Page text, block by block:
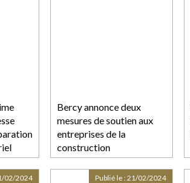
Bercy annonce deux
mesures de soutien aux
entreprises de la
construction
02/2024 Publié le :21/02/2024